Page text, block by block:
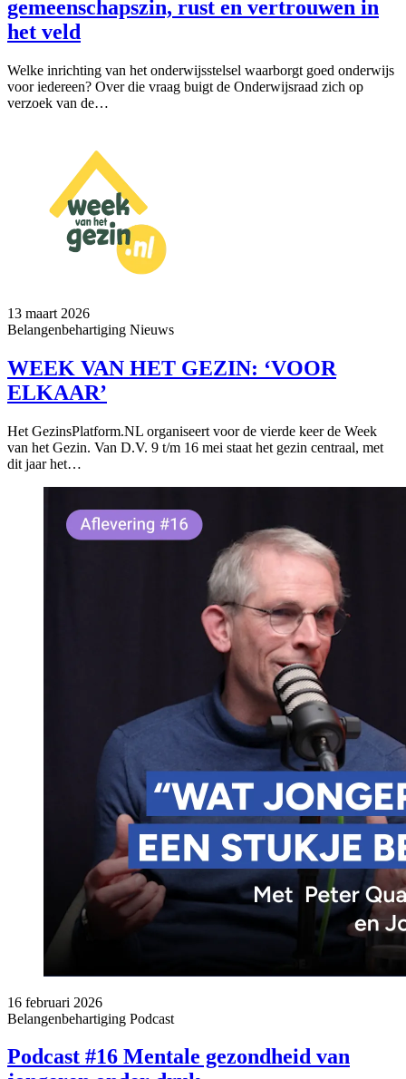
gemeenschapszin, rust en vertrouwen in
het veld
Welke inrichting van het onderwijsstelsel waarborgt goed onderwijs
voor iedereen? Over die vraag buigt de Onderwijsraad zich op
verzoek van de…
13 maart 2026
Belangenbehartiging Nieuws
WEEK VAN HET GEZIN: ‘VOOR
ELKAAR’
Het GezinsPlatform.NL organiseert voor de vierde keer de Week
van het Gezin. Van D.V. 9 t/m 16 mei staat het gezin centraal, met
dit jaar het…
16 februari 2026
Belangenbehartiging Podcast
Podcast #16 Mentale gezondheid van